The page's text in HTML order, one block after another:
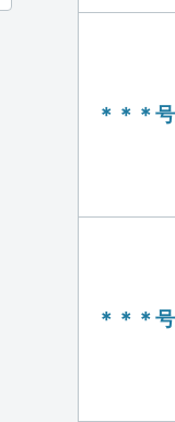
＊＊＊
＊＊＊